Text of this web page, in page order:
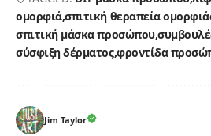
ομορφιάσπιτική θεραπεία
σπιτική μάσκα προσώπου
σύσφιξη δέρματοςφροντίδα
Jim Taylor